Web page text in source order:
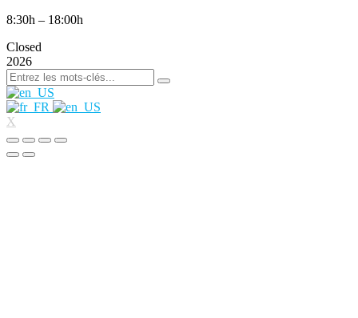
8:30h – 18:00h
Closed
2026
X